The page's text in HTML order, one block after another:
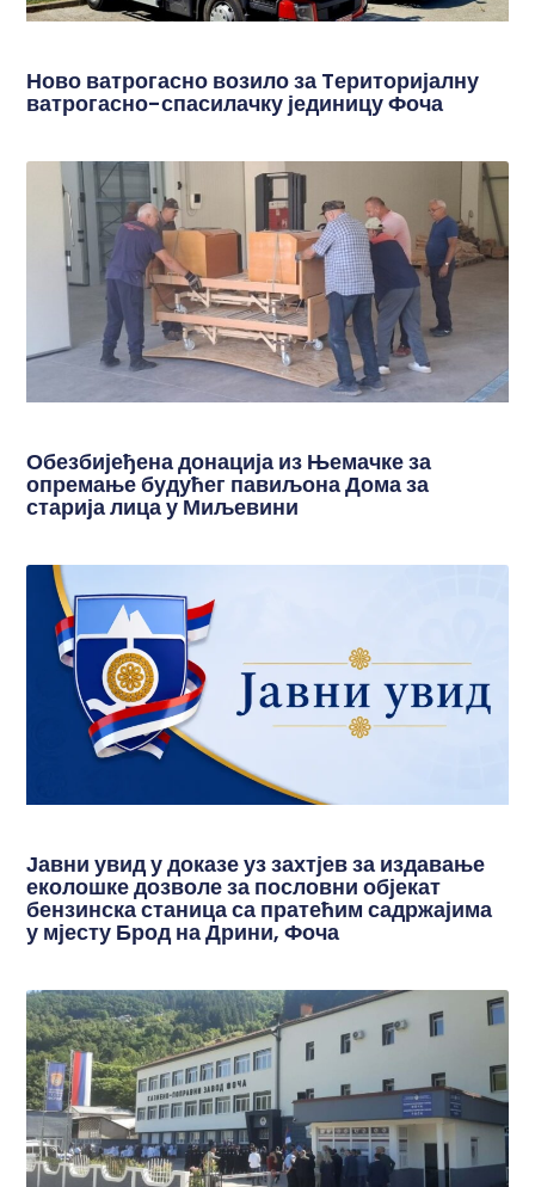
Ново ватрогасно возило за Tериторијалну
ватрогасно-спасилачку јединицу Фоча
Обезбијеђена донација из Њемачке за
опремање будућег павиљона Дома за
старија лица у Миљевини
Јавни увид у доказе уз захтјев за издавање
еколошке дозволе за пословни објекат
бензинска станица са пратећим садржајима
у мјесту Брод на Дрини, Фоча